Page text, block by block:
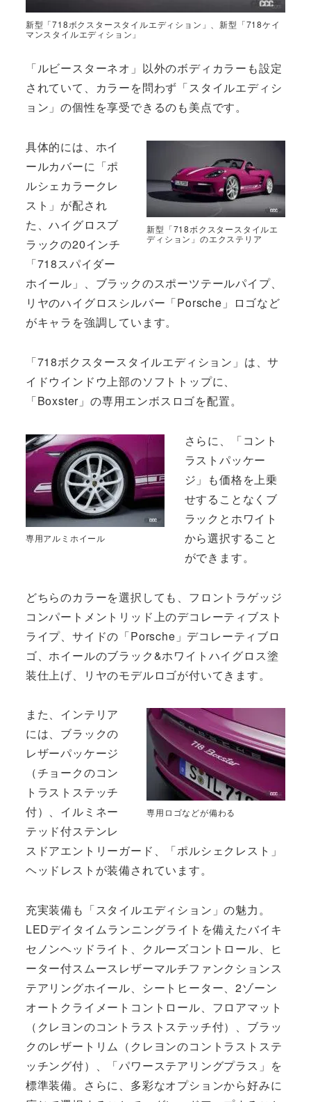
新型「718ボクスタースタイルエディション」、新型「718ケイ
マンスタイルエディション」
「ルビースターネオ」以外のボディカラーも設定
されていて、カラーを問わず「スタイルエディシ
ョン」の個性を享受できるのも美点です。
新型「718ボクスタースタイルエ
ディション」のエクステリア
具体的には、ホイ
ールカバーに「ポ
ルシェカラークレ
スト」が配され
た、ハイグロスブ
ラックの20インチ
「718スパイダー
ホイール」、ブラックのスポーツテールパイプ、
リヤのハイグロスシルバー「Porsche」ロゴなど
がキャラを強調しています。
「718ボクスタースタイルエディション」は、サ
イドウインドウ上部のソフトトップに、
「Boxster」の専用エンボスロゴを配置。
専用アルミホイール
さらに、「コント
ラストパッケー
ジ」も価格を上乗
せすることなくブ
ラックとホワイト
から選択すること
ができます。
どちらのカラーを選択しても、フロントラゲッジ
コンパートメントリッド上のデコレーティブスト
ライプ、サイドの「Porsche」デコレーティブロ
ゴ、ホイールのブラック&ホワイトハイグロス塗
装仕上げ、リヤのモデルロゴが付いてきます。
専用ロゴなどが備わる
また、インテリア
には、ブラックの
レザーパッケージ
（チョークのコン
トラストステッチ
付）、イルミネー
テッド付ステンレ
スドアエントリーガード、「ポルシェクレスト」
ヘッドレストが装備されています。
充実装備も「スタイルエディション」の魅力。
LEDデイタイムランニングライトを備えたバイキ
セノンヘッドライト、クルーズコントロール、ヒ
ーター付スムースレザーマルチファンクションス
テアリングホイール、シートヒーター、2ゾーン
オートクライメートコントロール、フロアマット
（クレヨンのコントラストステッチ付）、ブラッ
クのレザートリム（クレヨンのコントラストステ
ッチング付）、「パワーステアリングプラス」を
標準装備。さらに、多彩なオプションから好みに